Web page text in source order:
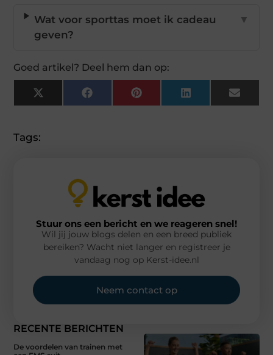
Wat voor sporttas moet ik cadeau
geven?
▼
Goed artikel? Deel hem dan op:
X
(Twitter)
FacebookPinterestLinkedInEmail
Tags:
RECENTE BERICHTEN
De voordelen van trainen met
Stuur ons een bericht en we reageren snel!
Wil jij jouw blogs delen en een breed publiek
bereiken? Wacht niet langer en registreer je
vandaag nog op Kerst-idee.nl
Neem contact op